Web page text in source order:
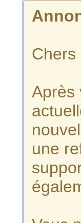
Chers
Après
une